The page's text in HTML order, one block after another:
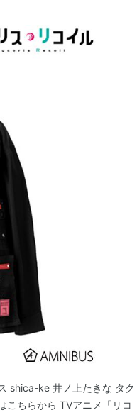
shica-ke 井ノ上たきな タク
こちらから TVアニメ「リコ